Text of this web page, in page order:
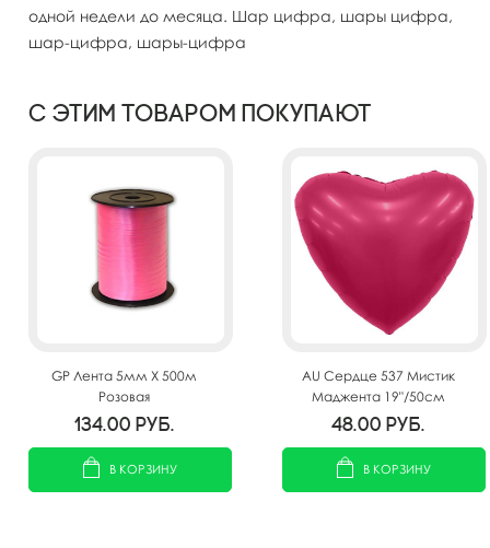
одной недели до месяца. Шар цифра, шары цифра,
шар-цифра, шары-цифра
С этим товаром покупают
GP Лента 5мм X 500м
Розовая
134.00 руб.
В КОРЗИНУ
AU Сердце 537 Мистик
Маджента 19"/50см
48.00 руб.
В КОРЗИНУ